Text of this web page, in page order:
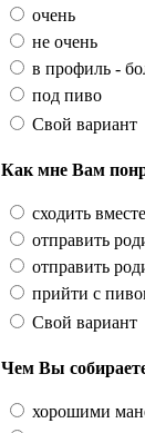
очень
не очень
в профиль -
под пиво
Свой вариант
Как мне Вам
сходить
отправить
отправить
прийти с
Свой вариант
Чем Вы
хорошими